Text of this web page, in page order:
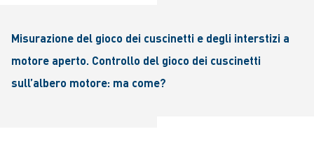
Misurazione del gioco dei cuscinetti e degli interstizi a
motore aperto. Controllo del gioco dei cuscinetti
sull’albero motore: ma come?